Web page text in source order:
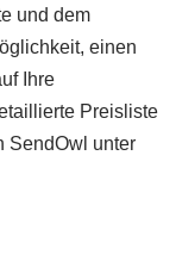
und dem
einen
Ihre
Preisliste
SendOwl unter